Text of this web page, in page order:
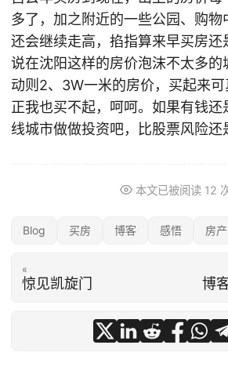
多了，加之附近的一些公园、购
还会继续走高，掐指算来早买房还
说在沈阳这样的房价泡沫不太多的
动则2、3W一米的房价，买起来
正我也买不起，呵呵。如果有钱还
线城市做做投资吧，比股票风险还
本文已被阅读 12
Blog 买房 博客 感悟 房产
«
惊见凯旋门 博